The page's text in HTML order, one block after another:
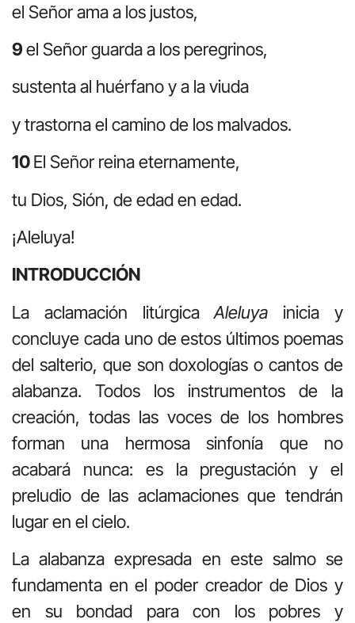
el Señor ama a los justos,
9el Señor guarda a los peregrinos,
sustenta al huérfano y a la viuda
y trastorna el camino de los malvados.
10El Señor reina eternamente,
tu Dios, Sión, de edad en edad.
¡Aleluya!
INTRODUCCIÓN
La aclamación litúrgicaAleluyainicia y
concluye cada uno de estos últimos poemas
del salterio, que son doxologías o cantos de
alabanza. Todos los instrumentos de la
creación, todas las voces de los hombres
forman una hermosa sinfonía que no
acabará nunca: es la pregustación y el
preludio de las aclamaciones que tendrán
lugar en el cielo.
La alabanza expresada en este salmo se
fundamenta en el poder creador de Dios y
en su bondad para con los pobres y